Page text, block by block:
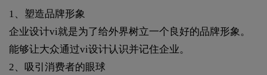
1、塑造品牌形象
企业设计vi就是为了给外界树立一个良好的品牌形象。
能够让大众通过vi设计认识并记住企业。
2、吸引消费者的眼球